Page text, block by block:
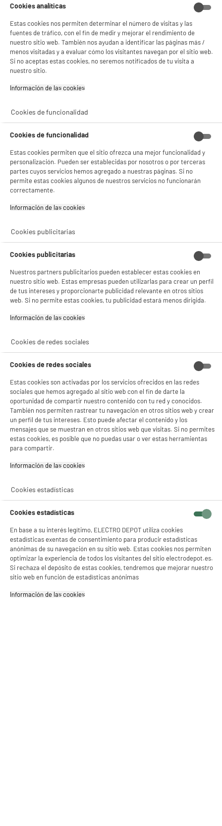
reacondicionados baratos
¿Por qué elegir ordenadores
reacondicionados de ELECTRO DEPOT?
Elegir ordenadores reacondicionados de ELECTRO DEPOT te permite acceder a
tecnología de alta calidad a precios reducidos. Nuestros dispositivos han sido
restaurados a su estado óptimo, utilizando piezas originales y sometidos a
rigurosos controles de calidad. Además, ofrecemos hasta 2 años de garantía para
asegurar un rendimiento excepcional y duradero.
¿Cómo se asegura la calidad de los
portátiles reacondicionados en ELECTRO
DEPOT?
ELECTRO DEPOT garantiza la calidad de sus portátiles reacondicionados mediante
un exhaustivo proceso de restauración. Cada dispositivo es inspeccionado,
reparado con componentes originales y evaluado para cumplir con altos
estándares de funcionamiento, asegurando que operen como nuevos y ofreciendo
hasta 2 años de garantía.
¿Es confiable la garantía de un
DEPOT?
Sí, puedes confiar plenamente en la garantía de un ordenador reacondicionado en
funcionales que no sean atribuibles al usuario. Con una cobertura de hasta 2 años,
tendrás tranquilidad ante cualquier eventualidad inesperada.
¿Qué marcas de portátiles
reacondicionados están disponibles en
ELECTRO DEPOT?
ELECTRO DEPOT ofrece una amplia gama de portátiles reacondicionados de
necesidades específicas, todo a precios muy competitivos.
NO SOLO TENEMOS LOS MEJORES PRECIOS
101.669 opiniones
autentificadas por
ELECTRO DEPOT
★★★★★
★★★★★
PAGO SEGURO GARANTÍAS
Cookies analíticas
Estas cookies nos permiten determinar el número de visitas y las
fuentes de tráfico, con el fin de medir y mejorar el rendimiento de
nuestro sitio web. También nos ayudan a identificar las páginas más /
menos visitadas y a evaluar cómo los visitantes navegan por el sitio web.
Si no aceptas estas cookies, no seremos notificados de tu visita a
nuestro sitio.
Información de las cookies‎
Cookies de funcionalidad
Cookies de funcionalidad
Estas cookies permiten que el sitio ofrezca una mejor funcionalidad y
personalización. Pueden ser establecidas por nosotros o por terceras
partes cuyos servicios hemos agregado a nuestras páginas. Si no
permite estas cookies algunos de nuestros servicios no funcionarán
correctamente.
Información de las cookies‎
Cookies publicitarias
Cookies publicitarias
Nuestros partners publicitarios pueden establecer estas cookies en
nuestro sitio web. Estas empresas pueden utilizarlas para crear un perfil
de tus intereses y proporcionarte publicidad relevante en otros sitios
web. Si no permite estas cookies, tu publicidad estará menos dirigida.
Información de las cookies‎
Cookies de redes sociales
Cookies de redes sociales
Estas cookies son activadas por los servicios ofrecidos en las redes
sociales que hemos agregado al sitio web con el fin de darte la
oportunidad de compartir nuestro contenido con tu red y conocidos.
También nos permiten rastrear tu navegación en otros sitios web y crear
un perfil de tus intereses. Esto puede afectar el contenido y los
mensajes que se muestran en otros sitios web que visitas. Si no permites
estas cookies, es posible que no puedas usar o ver estas herramientas
para compartir.
Información de las cookies‎
Cookies estadísticas
Cookies estadísticas
En base a su interés legítimo, ELECTRO DEPOT utiliza cookies
estadísticas exentas de consentimiento para producir estadísticas
anónimas de su navegación en su sitio web. Estas cookies nos permiten
optimizar la experiencia de todos los visitantes del sitio electrodepot.es.
Si rechaza el depósito de estas cookies, tendremos que mejorar nuestro
sitio web en función de estadísticas anónimas
Información de las cookies‎